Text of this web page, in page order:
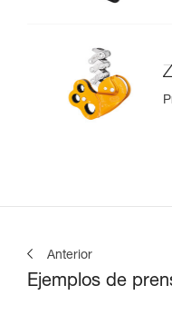
Anterior
Ejemplos de